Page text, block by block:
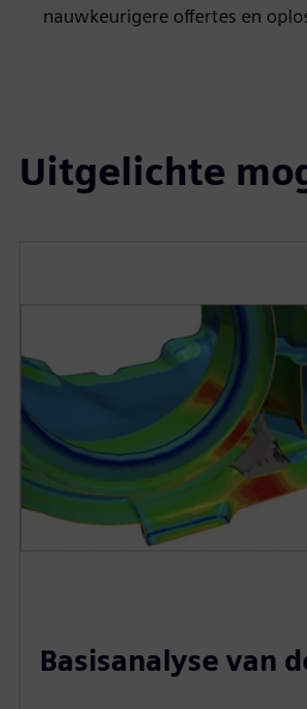
nauwkeurigere offertes en
Uitgelichte
Basisanalyse van